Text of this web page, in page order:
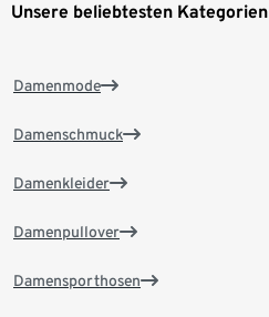
Unsere beliebtesten Kategorien
Damenmode
Damenschmuck
Damenkleider
Damenpullover
Damensporthosen